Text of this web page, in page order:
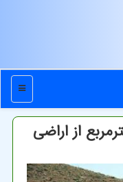
منو
10 هزار مترمربع از اراضی